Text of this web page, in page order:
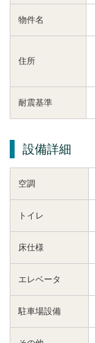
物件名
住所
耐震基準
設備詳細
空調
トイレ
床仕様
エレベータ
駐車場設備